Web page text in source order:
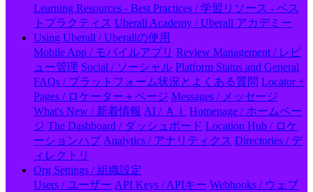
Learning Resources - Best Practices / 学習リソース - ベス
トプラクティス Uberall Academy / Uberall アカデミー
Using Uberall / Uberallの使用
Mobile App / モバイルアプリ Review Management / レビ
ュー管理 Social / ソーシャル Platform Status and General
FAQs / プラットフォーム状況とよくある質問 Locator +
Pages / ロケーター＋ページ Messages / メッセージ
What's New / 新着情報 AI / ＡＩ
Homepage / ホームペー
ジ The Dashboard / ダッシュボード Location Hub / ロケ
ーションハブ Analytics / アナリティクス Directories / デ
ィレクトリ
Org Settings / 組織設定
Users / ユーザー API Keys / APIキー Webhooks / ウェブ